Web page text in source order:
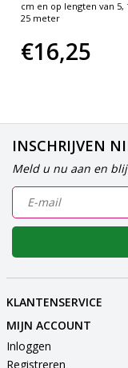
cm en op lengten van 5,
25 meter
€16,25
INSCHRIJVEN
Meld u nu aan en
KLANTENSERVICE
MIJN ACCOUNT
Inloggen
Registreren